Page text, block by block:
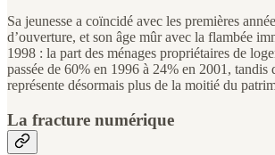
Sa jeunesse a coïncidé avec les premières
d’ouverture, et son âge mûr avec la flambée
1998 : la part des ménages propriétaires de
passée de 60% en 1996 à 24% en 2001, tandis
représente désormais plus de la moitié du
La fracture numérique